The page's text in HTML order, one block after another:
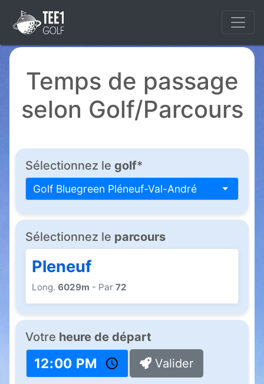
Temps de passage
selon Golf/Parcours
Sélectionnez le golf*
Golf Bluegreen Pléneuf-Val-André
Sélectionnez le parcours
Pleneuf
Long. 6029m - Par 72
Votre heure de départ
Valider